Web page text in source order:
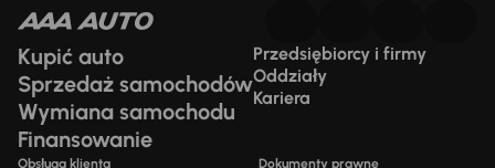
Kupić auto
Sprzedaż samochodów
Wymiana samochodu
Finansowanie
Przedsiębiorcy i firmy
Oddziały
Kariera
Obsługa klienta Dokumenty prawne